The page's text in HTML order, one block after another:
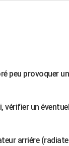
peu provoquer
vérifier un
arriére